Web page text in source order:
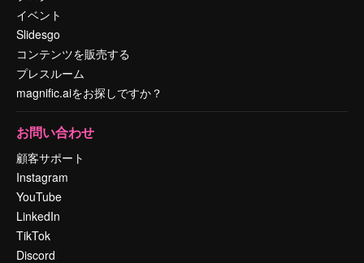
イベント
Slidesgo
コンテンツを販売する
プレスルーム
magnific.aiをお探しですか？
お問い合わせ
顧客サポート
Instagram
YouTube
LinkedIn
TikTok
Discord